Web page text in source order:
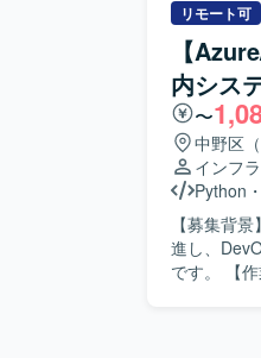
迅速かつ
化、IaC
化しない
設計、構
だきます。
の構築、
パフォー
整備と運
善を行って
る人物像
DevOpsや
の魅力】
リモート可
【
内シス
〜
中野区
インフ
Python
【募集背
進し、
です。 【作業内容】 自社プロダクトおよび社内システムのインフラ設計・構築・運用改善をリ